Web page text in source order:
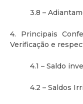
3.8 –
4. Principais
Verificação e
4.1 – Saldo
4.2 – Saldos